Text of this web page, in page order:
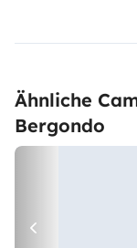
Ähnliche
Bergondo